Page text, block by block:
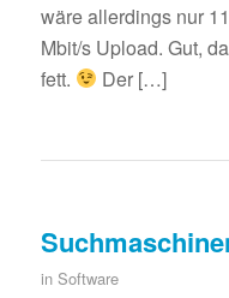
wäre allerdings nur
Mbit/s Upload. Gut,
fett.
Der […]
in Software